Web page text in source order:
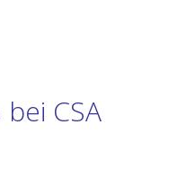
CSA